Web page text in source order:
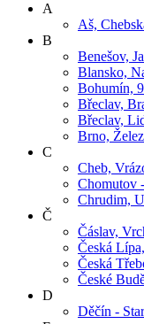
A
Aš,
B
Benešov,
Blansko,
Bohumín,
Břeclav,
Břeclav,
Brno,
C
Cheb,
Chomutov
Chrudim,
Č
Čáslav,
Česká
Česká
České
D
Děčín -